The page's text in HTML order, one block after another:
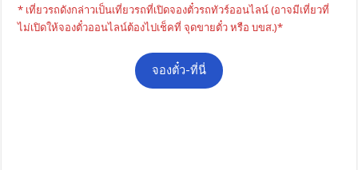
* เที่ยวรถดังกล่าวเป็นเที่ยวรถที่เปิดจองตั๋วรถทัวร์ออนไลน์ (อาจมีเที่ยวที่
ไม่เปิดให้จองตั๋วออนไลน์ต้องไปเช็คที่ จุดขายตั๋ว หรือ บขส.)*
จองตั๋ว-ที่นี่